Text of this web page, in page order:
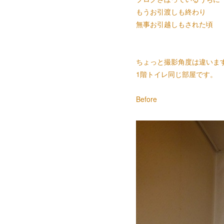
もうお引渡しも終わり
無事お引越しもされた頃
ちょっと撮影角度は違いま
1階トイレ同じ部屋です。
Before